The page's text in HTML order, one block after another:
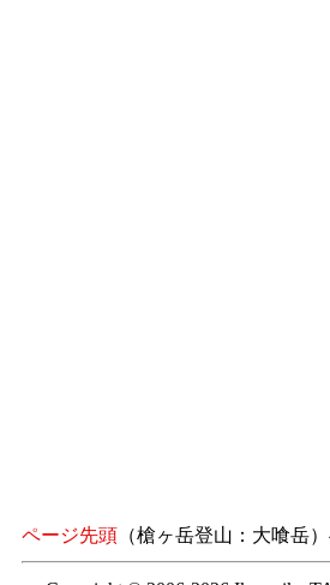
ページ先頭 （槍ヶ岳登山：大喰岳